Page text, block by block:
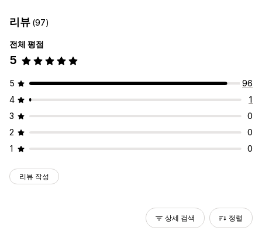
리뷰 (97)
전체 평점
5
5
96
4
1
3
0
2
0
1
0
리뷰 작성
상세 검색 정렬